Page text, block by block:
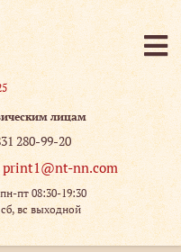
лицам
280-99-20
print1@nt-nn.com
пн-пт 08:30-19:30
выходной